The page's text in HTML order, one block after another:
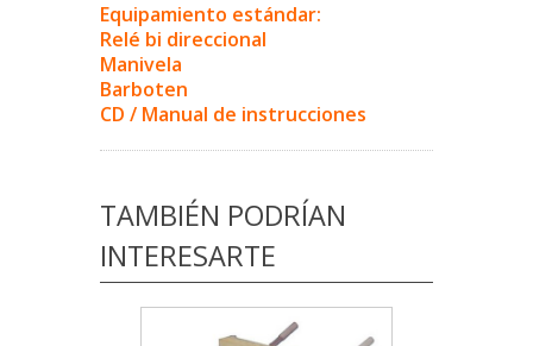
Equipamiento estándar:
Relé bi direccional
Manivela
Barboten
CD / Manual de instrucciones
TAMBIÉN PODRÍAN
INTERESARTE